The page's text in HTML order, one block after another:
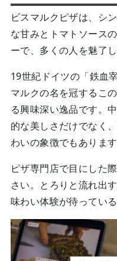
ビスマルクピザは、シ
な甘みとトマトソース
ーで、多くの人を魅了し
19世紀ドイツの「鉄血
マルクの名を冠するこ
る興味深い逸品です。
的な美しさだけでなく
わいの象徴でもあります
ピザ専門店で目にした
さい。とろりと流れ出
味わい体験が待っている